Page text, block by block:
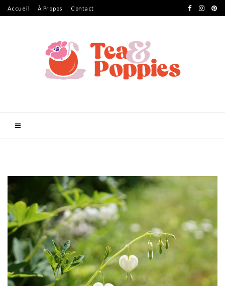
Accueil À Propos Contact